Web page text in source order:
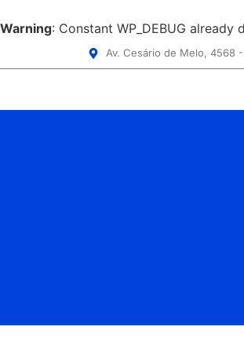
Warning: Constant WP_DEBUG already
Av. Cesário de Melo, 4568